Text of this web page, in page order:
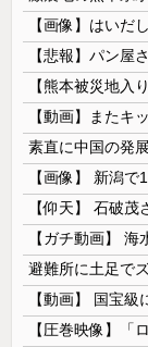
【悲報】パン屋
【動画】またキ
素直に中国の発
【画像】 新潟